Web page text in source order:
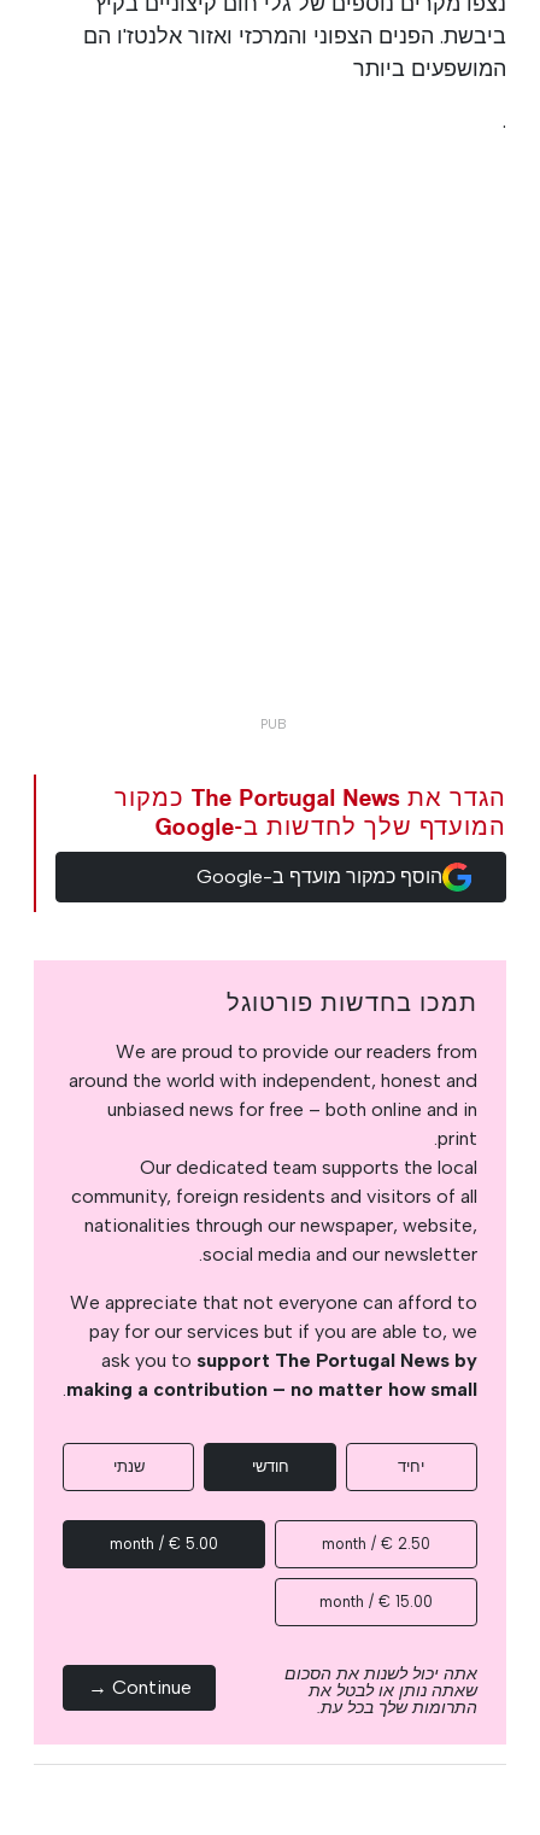
ביבשת. הפנים הצפוני והמרכזי ואזור אלנטז'ו הם
המושפעים ביותר
.
הגדר את The Portugal News כמקור
המועדף שלך לחדשות ב-Google
הוסף כמקור מועדף ב-Google
תמכו בחדשות פורטוגל
We are proud to provide our readers from
around the world with independent, honest and
unbiased news for free – both online and in
print.
Our dedicated team supports the local
community, foreign residents and visitors of all
nationalities through our newspaper, website,
social media and our newsletter.
We appreciate that not everyone can afford to
pay for our services but if you are able to, we
ask you to support The Portugal News by
making a contribution – no matter how small
.
יחיד חודשי שנתי
2.50 € / month
5.00 € / month
15.00 € / month
אתה יכול לשנות את הסכום
שאתה נותן או לבטל את
התרומות שלך בכל עת.
Continue →